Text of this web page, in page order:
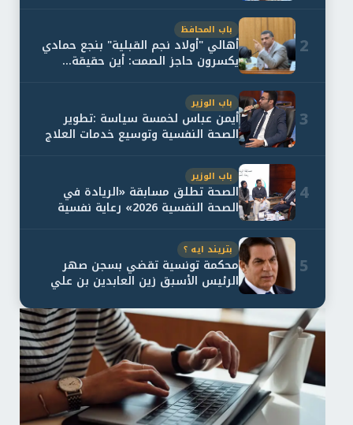
2
باب المحافظ
أهالي "أولاد نجم القبلية" بنجع حمادي
يكسرون حاجز الصمت: أين حقيقة...
3
باب الوزير
أيمن عباس لخمسة سياسة :تطوير
الصحة النفسية وتوسيع خدمات العلاج
4
باب الوزير
الصحة تطلق مسابقة «الريادة في
الصحة النفسية 2026» رعاية نفسية
5
بتريند ايه ؟
محكمة تونسية تقضي بسجن صهر
الرئيس الأسبق زين العابدين بن علي